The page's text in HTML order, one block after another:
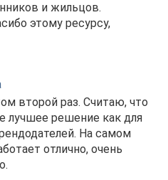
и жильцов.
этому ресурсу,
второй раз. Считаю, что
лучшее решение как для
На самом
отлично, очень